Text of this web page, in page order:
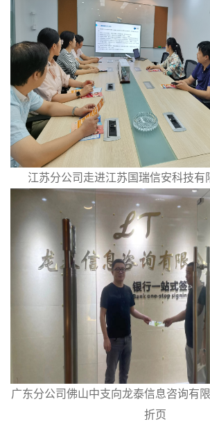
江苏分公司走进江苏国瑞信安科技有
广东分公司佛山中支向龙泰信息咨询有
折页